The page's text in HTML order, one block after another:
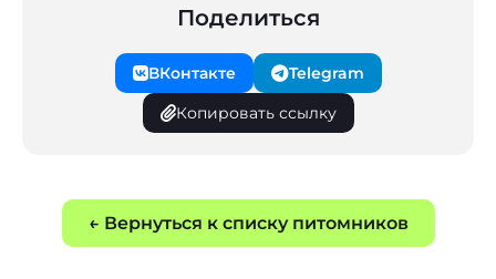
Поделиться
ВКонтакте
Telegram
Копировать ссылку
← Вернуться к списку питомников